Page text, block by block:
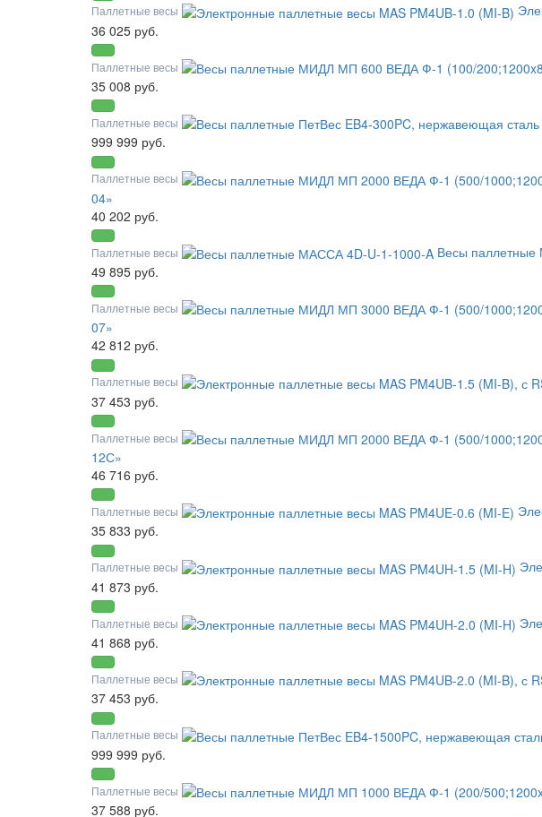
Паллетные весы
36 025 руб.
Паллетные весы
35 008 руб.
Паллетные весы
999 999 руб.
Паллетные весы
04»
40 202 руб.
Паллетные весы
Весы
49 895 руб.
Паллетные весы
07»
42 812 руб.
Паллетные весы
37 453 руб.
Паллетные весы
12С»
46 716 руб.
Паллетные весы
35 833 руб.
Паллетные весы
41 873 руб.
Паллетные весы
41 868 руб.
Паллетные весы
37 453 руб.
Паллетные весы
999 999 руб.
Паллетные весы
37 588 руб.